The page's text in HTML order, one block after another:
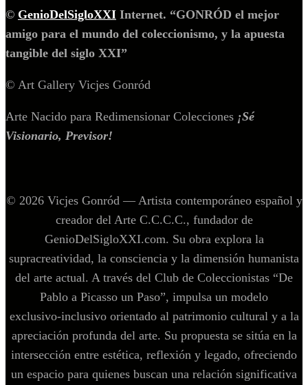
© GenioDelSigloXXI Internet. “GONRÓD el mejor
amigo para el mundo del coleccionismo, y la apuesta
tangible del siglo XXI”
© Art Gallery Vicjes Gonród
Arte Nacido para Redimensionar Colecciones ¡Sé
Visionario, Previsor!
© 2026 Vicjes Gonród — Artista contemporáneo español y
creador del Arte C.C.C.C., fundador de
GenioDelSigloXXI.com. Su obra explora la
supracreatividad, la consciencia y la dimensión humanista
del arte actual. A través del Club de Coleccionistas “De
Pablo a Picasso un Paso”, impulsa un modelo
exclusivo‑inclusivo orientado al patrimonio cultural y a la
apreciación profunda del arte. Su propuesta se sitúa en la
intersección entre estética, reflexión y legado, ofreciendo
un espacio para quienes buscan una relación significativa